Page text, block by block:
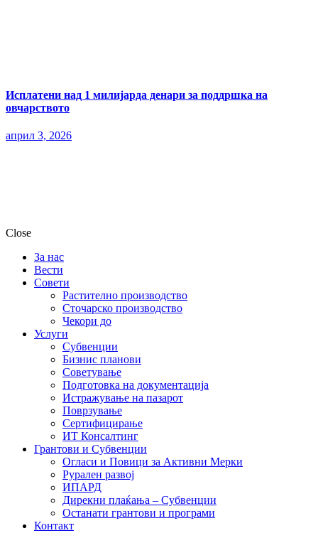
Исплатени над 1 милијарда денари за поддршка на
овчарството
април 3, 2026
Close
За нас
Вести
Совети
Растително производство
Сточарско производство
Чекори до
Услуги
Субвенции
Бизнис планови
Советување
Подготовка на документација
Истражување на пазарот
Поврзување
Сертифицирање
ИТ Консалтинг
Грантови и Субвенции
Огласи и Повици за Активни Мерки
Рурален развој
ИПАРД
Дирекни плаќања – Субвенции
Останати грантови и програми
Контакт